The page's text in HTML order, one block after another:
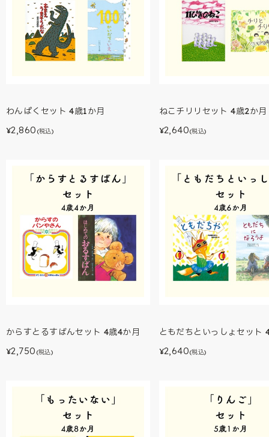
わんぱくセット 4歳1か月
¥2,860 (税込)
ねこチリリセット 4歳2か月
¥2,640(税込)
からすとるすばんセット 4歳4か月
¥2,750 (税込)
ともだちといっしょセット
¥2,640(税込)